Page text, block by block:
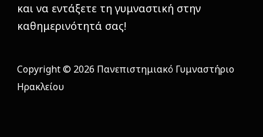
και να εντάξετε τη γυμναστική στην
καθημερινότητά σας!
Copyright © 2026 Πανεπιστημιακό Γυμναστήριο
Ηρακλείου